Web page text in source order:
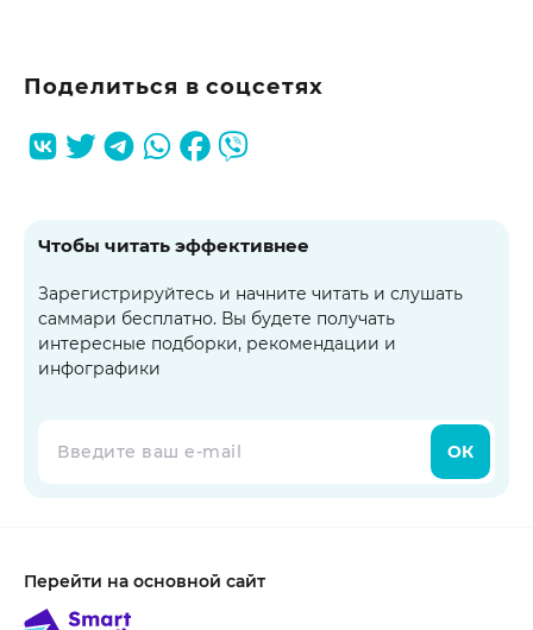
Поделиться в соцсетях
Чтобы читать эффективнее
Зарегистрируйтесь и начните читать и слушать
саммари бесплатно. Вы будете получать
интересные подборки, рекомендации и
инфографики
ОК
Перейти на основной сайт